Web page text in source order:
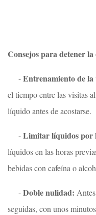
Consejos para detener la
-Entrenamiento de la
el tiempo entre las visitas
líquido antes de acostarse.
-Limitar líquidos por
líquidos en las horas
bebidas con cafeína o
-Doble nulidad:
seguidas, con unos